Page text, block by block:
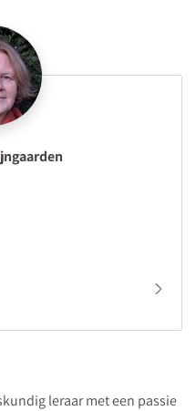
leraar met een passie